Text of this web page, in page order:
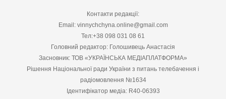
Контакти редакції:
Email: vinnychchyna.online@gmail.com
Тел:+38 098 031 08 61
Головний редактор: Голошивець Анастасія
Засновник: ТОВ «УКРАЇНСЬКА МЕДІАПЛАТФОРМА»
Рішення Національної ради України з питань телебачення і
радіомовлення №1634
Ідентифікатор медіа: R40-06393